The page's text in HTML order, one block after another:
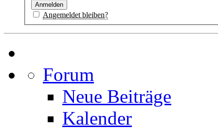
Angemeldet bleiben?
Forum
Neue Beiträge
Kalender